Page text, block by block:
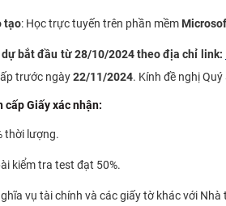
tạo: Học trực tuyến trên phần mềm
dự bắt đầu từ 28/10/2024 theo địa chỉ link:
trước ngày22/11/2024. Kính đề nghị
cấp Giấy xác nhận:
thời lượng.
kiểm tra test đạt 50%.
vụ tài chính và các giấy tờ khác với Nhà